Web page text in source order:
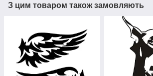
З цим товаром також замовляють